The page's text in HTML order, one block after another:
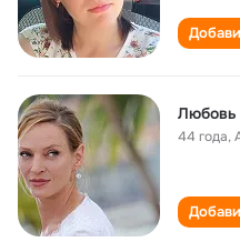
Любовь
44 года,